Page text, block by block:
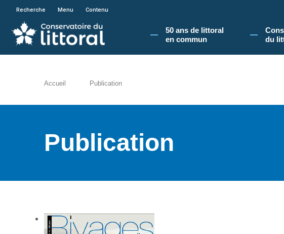
En poursuivant votre navigation sur le site du Conservatoire du
Recherche Menu Contenu
50 ans de littoral
en commun​
du
Accueil Publication
Publication